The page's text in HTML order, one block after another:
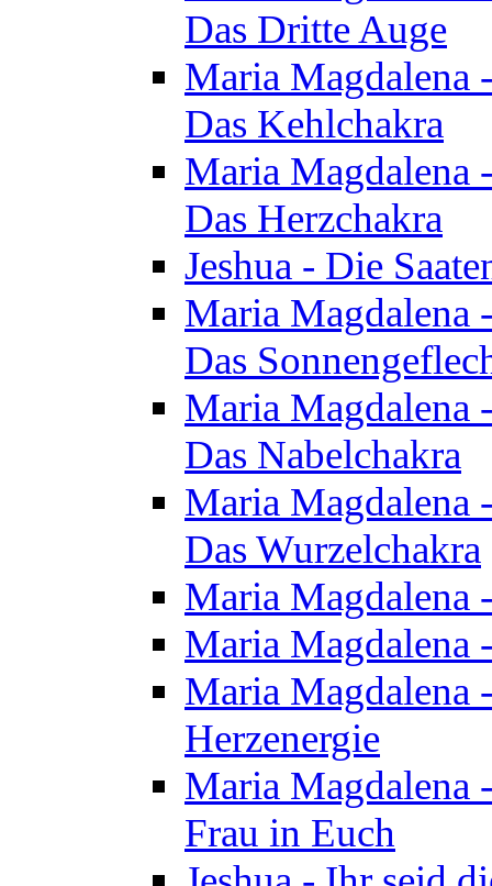
Das Dritte Auge
Maria Magdalena
Das Kehlchakra
Maria Magdalena
Das Herzchakra
Jeshua - Die
Maria Magdalena
Das
Maria Magdalena
Das Nabelchakra
Maria Magdalena
Das Wurzelchakra
Maria Magdalena
Maria Magdalena
Maria Magdalena
Herzenergie
Maria Magdalena
Frau in Euch